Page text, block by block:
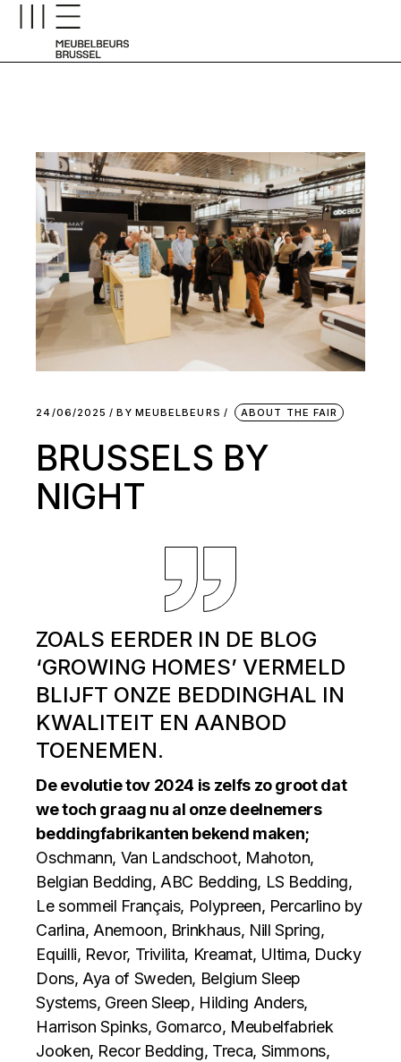
24/06/2025 BY MEUBELBEURS ABOUT THE FAIR
BRUSSELS BY
NIGHT
ZOALS EERDER IN DE BLOG
‘GROWING HOMES’ VERMELD
BLIJFT ONZE BEDDINGHAL IN
KWALITEIT EN AANBOD
TOENEMEN.
De evolutie tov 2024 is zelfs zo groot dat
we toch graag nu al onze deelnemers
beddingfabrikanten bekend maken;
Oschmann, Van Landschoot, Mahoton,
Belgian Bedding, ABC Bedding, LS Bedding,
Le sommeil Français, Polypreen, Percarlino by
Carlina, Anemoon, Brinkhaus, Nill Spring,
Equilli, Revor, Trivilita, Kreamat, Ultima, Ducky
Dons, Aya of Sweden, Belgium Sleep
Systems, Green Sleep, Hilding Anders,
Harrison Spinks, Gomarco, Meubelfabriek
Jooken, Recor Bedding, Treca, Simmons,